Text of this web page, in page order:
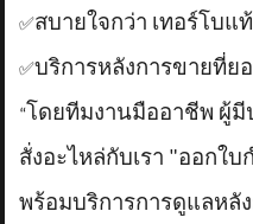
✅สบายใจกว่า เทอร์โบ
✅บริการหลังการขายที่ย
“ โดยทีมงานมืออาชีพ ผู้
สั่งอะไหล่กับเรา "ออกใบ
พร้อมบริการการดูแลหลั